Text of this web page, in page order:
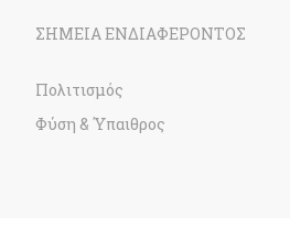
ΣΗΜΕΙΑ ΕΝΔΙΑΦΕΡΟΝΤΟΣ
Πολιτισμός
Φύση & Ύπαιθρος